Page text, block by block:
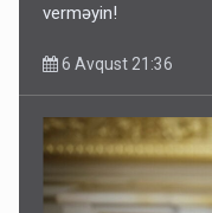
verməyin!
6 Avqust 21:36